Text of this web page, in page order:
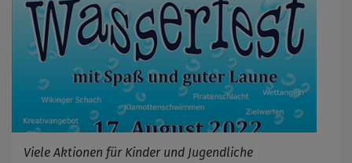
Viele Aktionen für Kinder und Jugendliche